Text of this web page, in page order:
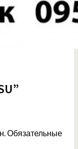
Обязательные